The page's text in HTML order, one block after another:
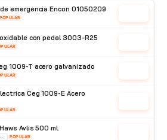
emergencia Encon 01050209
POPULAR
con pedal 3003-R25
1009-T acero galvanizado
Ceg 1009-E Acero
Avlis 500 ml.
AVLIS POPULAR